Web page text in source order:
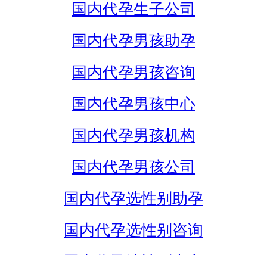
国内代孕生子公司
国内代孕男孩助孕
国内代孕男孩咨询
国内代孕男孩中心
国内代孕男孩机构
国内代孕男孩公司
国内代孕选性别助孕
国内代孕选性别咨询